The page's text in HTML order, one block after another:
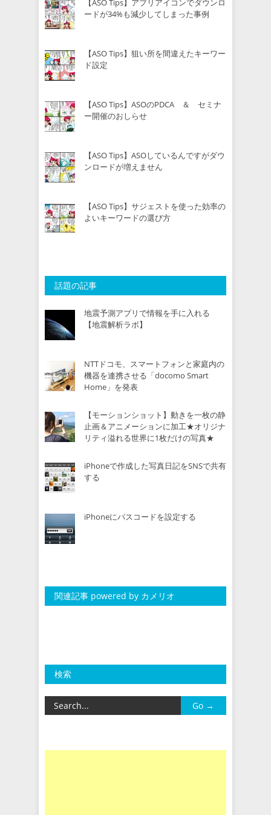
【ASO Tips】アプリアイコンでダウンロ
ードが34%も減少してしまった事例
【ASO Tips】狙い所を間違えたキーワー
ド設定
【ASO Tips】ASOのPDCA ＆ セミナ
ー開催のおしらせ
【ASO Tips】ASOしているんですがダウ
ンロードが増えません
【ASO Tips】サジェストを使った効率の
よいキーワードの選び方
話題の記事
地震予測アプリで情報を手に入れる
【地震解析ラボ】
NTTドコモ、スマートフォンと家庭内の
機器を連携させる「docomo Smart
Home」を発表
【モーションショット】動きを一枚の静
止画＆アニメーションに加工★オリジナ
リティ溢れる世界に1枚だけの写真★
iPhoneで作成した写真日記をSNSで共有
する
iPhoneにパスコードを設定する
関連記事 powered by カメリオ
検索